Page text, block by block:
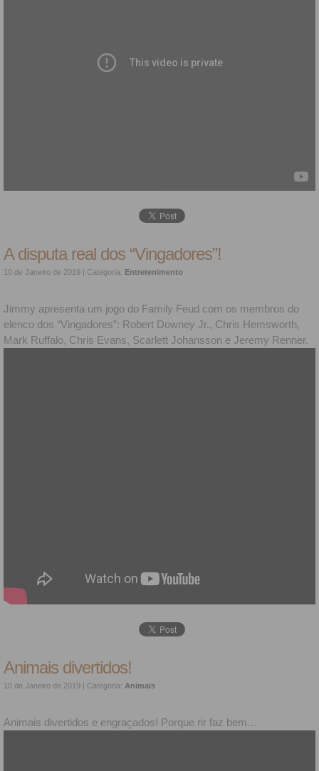
A disputa real dos “Vingadores”!
10 de Janeiro de 2019 | Categoria: Entretenimento
Jimmy apresenta um jogo do Family Feud com os membros do
elenco dos “Vingadores”: Robert Downey Jr., Chris Hemsworth,
Mark Ruffalo, Chris Evans, Scarlett Johansson e Jeremy Renner.
Animais divertidos!
10 de Janeiro de 2019 | Categoria: Animais
Animais divertidos e engraçados! Porque rir faz bem…